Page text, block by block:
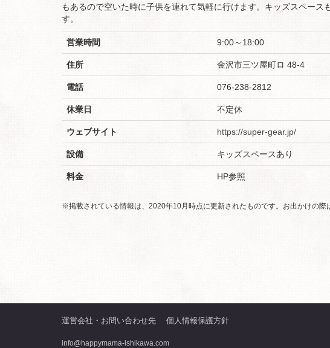
もあるので空いた時に子供を連れて気軽に行けます。キッズスペース
す。
営業時間 9:00～18:00
住所 金沢市三ツ屋町ロ 48-4
電話 076-238-2812
休業日 不定休
ウェブサイト https://super-gear.jp/
設備 キッズスペースあり
料金 HP参照
※掲載されている情報は、2020年10月時点に更新されたものです。お出かけの際
運営会社・お問い合わせ先 個人情報保護方針
info@happymama-ishikawa.com